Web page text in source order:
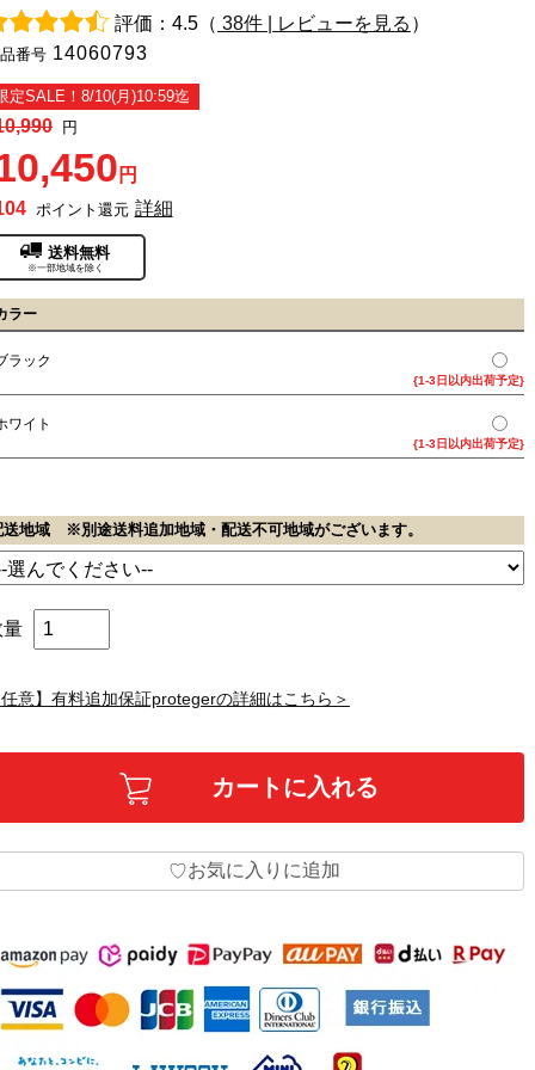
評価：4.5（ 38件 | レビューを見る ）
番号14060793
定SALE！8/10(月)10:59迄
円
円
ポイント還元 詳細
送料無料
※一部地域を除く
ラー
ラック
{1-3日以内出荷予定}
ワイト
{1-3日以内出荷予定}
送地域 ※別途送料追加地域・配送不可地域がございます。
量
意】有料追加保証protegerの詳細はこちら＞
♡お気に入りに追加